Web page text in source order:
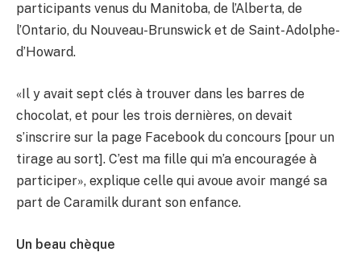
participants venus du Manitoba, de l’Alberta, de
l’Ontario, du Nouveau-Brunswick et de Saint-Adolphe-
d’Howard.
«Il y avait sept clés à trouver dans les barres de
chocolat, et pour les trois dernières, on devait
s’inscrire sur la page Facebook du concours [pour un
tirage au sort]. C’est ma fille qui m’a encouragée à
participer», explique celle qui avoue avoir mangé sa
part de Caramilk durant son enfance.
Un beau chèque